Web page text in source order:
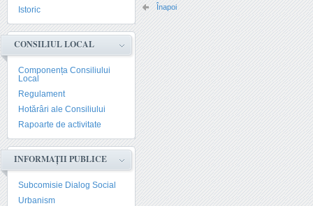
Istoric
CONSILIUL LOCAL
Componența Consiliului
Local
Regulament
Hotărâri ale Consiliului
Rapoarte de activitate
INFORMAȚII PUBLICE
Subcomisie Dialog Social
Urbanism
Înapoi